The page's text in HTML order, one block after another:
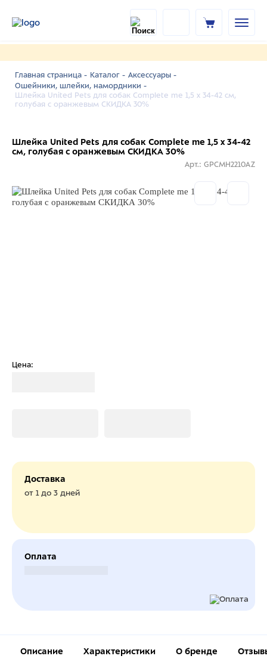
Главная страница - Каталог - Аксессуары -
Ошейники, шлейки, намордники -
Шлейка United Pets для собак Complete me 1,5 x 34-42 см,
голубая с оранжевым СКИДКА 30%
Шлейка United Pets для собак Complete me 1,5 x 34-42
см, голубая с оранжевым СКИДКА 30%
Арт.: GPCMH2210AZ
Цена:
Доставка
от 1 до 3 дней
Оплата
Описание Характеристики О бренде